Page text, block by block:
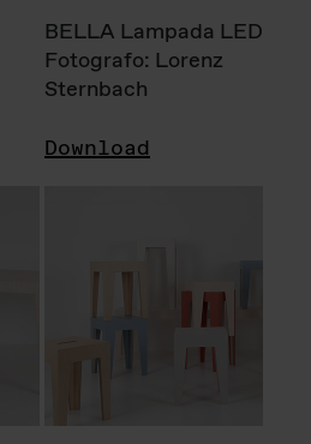
BELLA Lampada LED
Fotografo: Lorenz
Sternbach
Download